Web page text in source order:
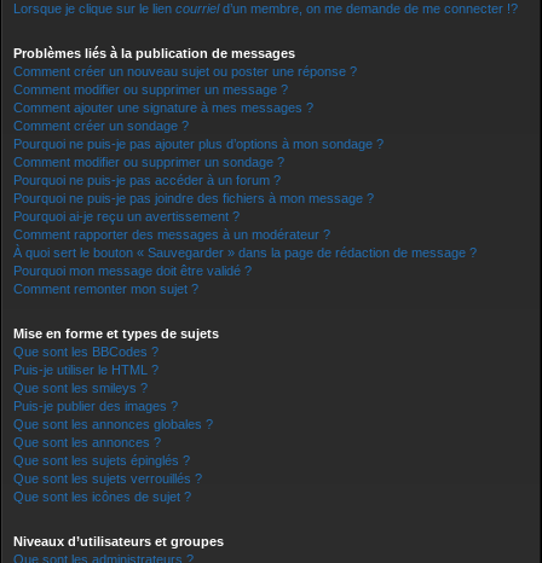
Lorsque je clique sur le lien courrield’un membre, on me demande de me connecter !?
Problèmes liés à la publication de messages
Comment créer un nouveau sujet ou poster une réponse ?
Comment modifier ou supprimer un message ?
Comment ajouter une signature à mes messages ?
Comment créer un sondage ?
Pourquoi ne puis-je pas ajouter plus d’options à mon sondage ?
Comment modifier ou supprimer un sondage ?
Pourquoi ne puis-je pas accéder à un forum ?
Pourquoi ne puis-je pas joindre des fichiers à mon message ?
Pourquoi ai-je reçu un avertissement ?
Comment rapporter des messages à un modérateur ?
À quoi sert le bouton « Sauvegarder » dans la page de rédaction de message ?
Pourquoi mon message doit être validé ?
Comment remonter mon sujet ?
Mise en forme et types de sujets
Que sont les BBCodes ?
Puis-je utiliser le HTML ?
Que sont les smileys ?
Puis-je publier des images ?
Que sont les annonces globales ?
Que sont les annonces ?
Que sont les sujets épinglés ?
Que sont les sujets verrouillés ?
Que sont les icônes de sujet ?
Niveaux d’utilisateurs et groupes
Que sont les administrateurs ?